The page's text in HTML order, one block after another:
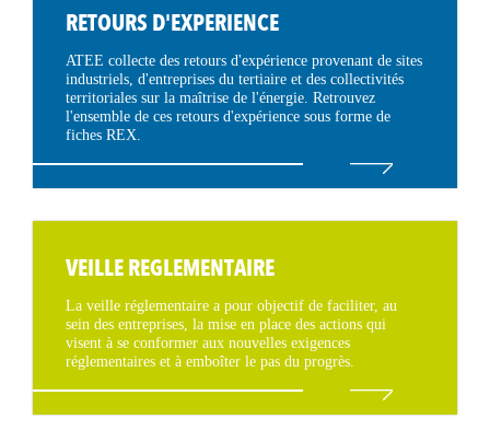
RETOURS D'EXPERIENCE
ATEE collecte des retours d'expérience provenant de sites
industriels, d'entreprises du tertiaire et des collectivités
territoriales sur la maîtrise de l'énergie. Retrouvez
l'ensemble de ces retours d'expérience sous forme de
fiches REX.
VEILLE REGLEMENTAIRE
La veille réglementaire a pour objectif de faciliter, au
sein des entreprises, la mise en place des actions qui
visent à se conformer aux nouvelles exigences
réglementaires et à emboîter le pas du progrès.